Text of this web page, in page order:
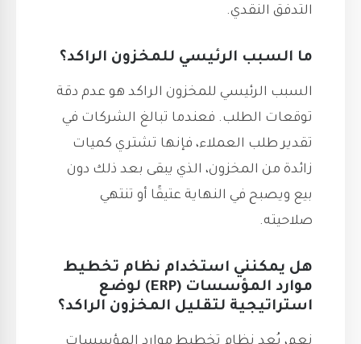
التدفق النقدي.
ما السبب الرئيسي للمخزون الراكد؟
السبب الرئيسي للمخزون الراكد هو عدم دقة
توقعات الطلب. فعندما تبالغ الشركات في
تقدير طلب العملاء، فإنها تشتري كميات
زائدة من المخزون، الذي يبقى بعد ذلك دون
بيع ويصبح في النهاية عتيقًا أو تنتهي
صلاحيته.
هل يمكنني استخدام نظام تخطيط
موارد المؤسسات (ERP) لوضع
استراتيجية لتقليل المخزون الراكد؟